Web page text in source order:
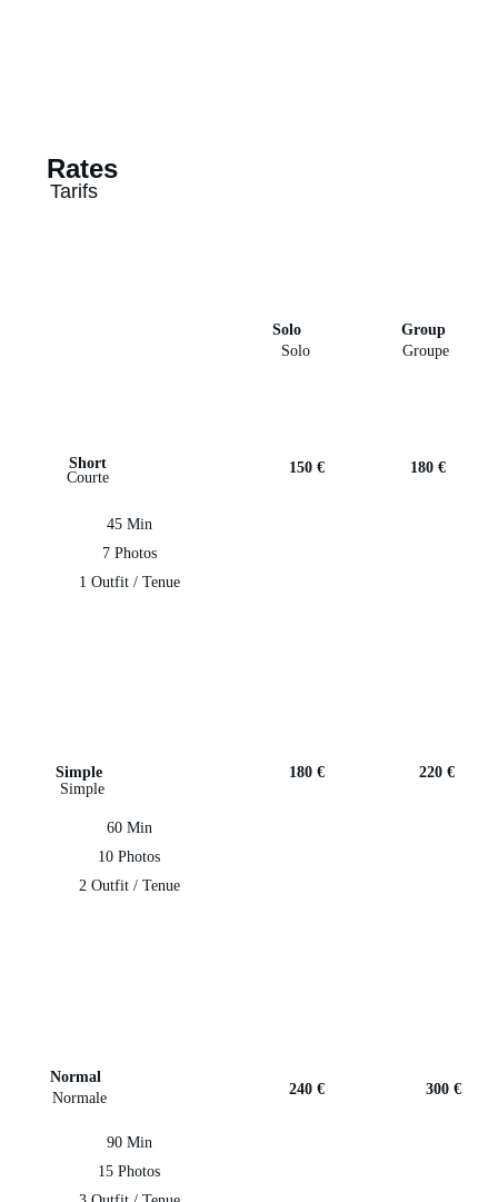
Short
Rates
Simple
Normal
45 Min
7 Photos
1 Outfit / Tenue
60 Min
10 Photos
2 Outfit / Tenue
90 Min
15 Photos
Solo Group
150 € 180 €
180 € 220 €
240 € 300 €
Tarifs
Courte
Simple
Normale
Solo Groupe